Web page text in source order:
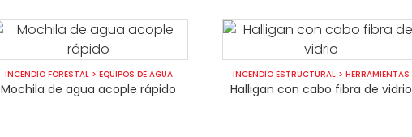
INCENDIO FORESTAL> EQUIPOS DE AGUA
Mochila de agua acople rápido
INCENDIO ESTRUCTURAL >HERRAMIENTAS
Halligan con cabo fibra de vidrio